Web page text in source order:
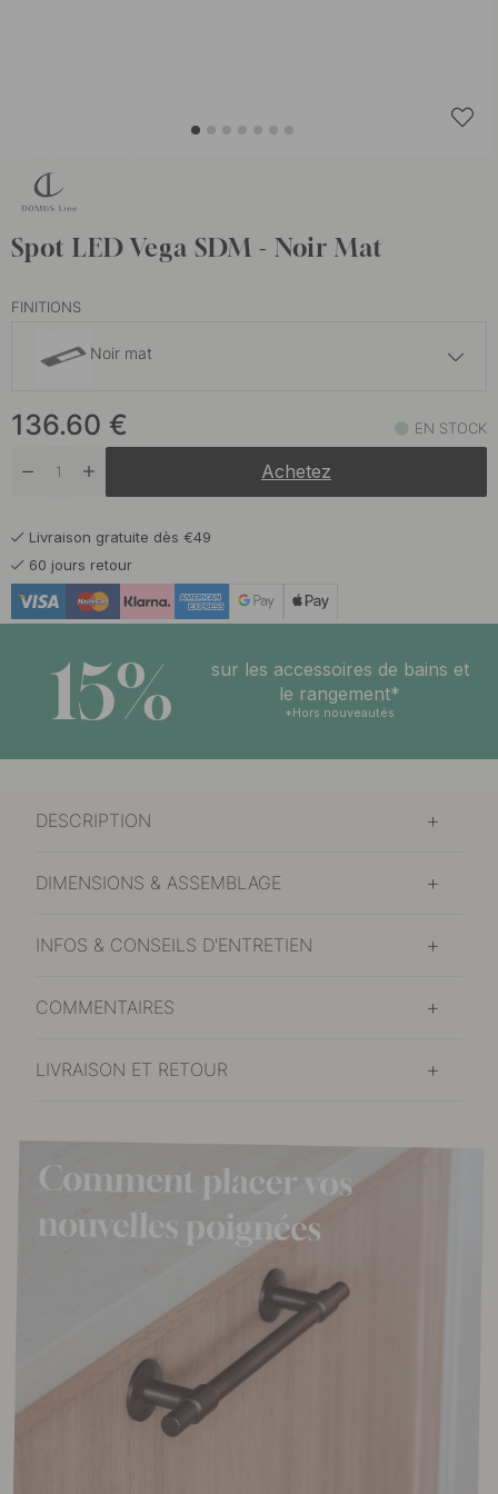
Spot LED Vega SDM - Noir Mat
FINITIONS
Noir mat
En stock
136.60 € EN STOCK
Achetez
Livraison gratuite dès €49
60 jours retour
15%
sur les accessoires de bains et
le rangement*
*Hors nouveautés
DESCRIPTION
DIMENSIONS & ASSEMBLAGE
INFOS & CONSEILS D'ENTRETIEN
COMMENTAIRES
LIVRAISON ET RETOUR